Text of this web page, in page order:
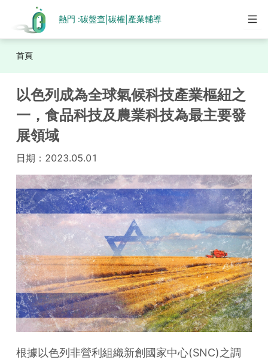
熱門 :碳盤查 碳權| 產業輔導
首頁
以色列成為全球氣候科技產業樞紐之
一，食品科技及農業科技為最主要發
展領域
日期： 2023.05.01
根據以色列非營利組織新創國家中心(SNC)之調